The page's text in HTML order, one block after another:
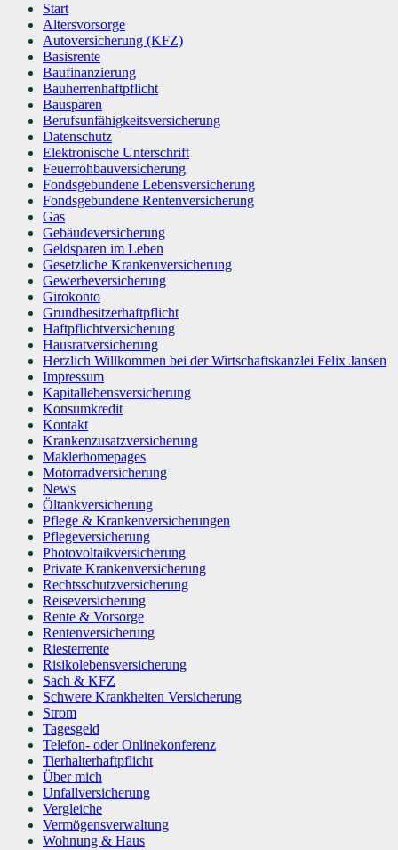
Start
Altersvorsorge
Autoversicherung (KFZ)
Basisrente
Baufinanzierung
Bauherrenhaftpflicht
Bausparen
Berufs­unfähigkeitsversicherung
Datenschutz
Elektronische Unterschrift
Feuerrohbauversicherung
Fondsgebundene Lebensversicherung
Fondsgebundene Rentenversicherung
Gas
Gebäudeversicherung
Geldsparen im Leben
Gesetzliche Krankenversicherung
Gewerbeversicherung
Girokonto
Grundbesitzerhaftpflicht
Haftpflichtversicherung
Hausratversicherung
Herzlich Willkommen bei der Wirtschaftskanzlei Felix Jansen
Impressum
Kapitallebensversicherung
Konsumkredit
Kontakt
Krankenzusatzversicherung
Maklerhomepages
Motorradversicherung
News
Öltankversicherung
Pflege & Krankenversicherungen
Pflegeversicherung
Photovoltaikversicherung
Private Krankenversicherung
Rechtsschutzversicherung
Reiseversicherung
Rente & Vorsorge
Rentenversicherung
Riesterrente
Risikolebensversicherung
Sach & KFZ
Schwere Krankheiten Versicherung
Strom
Tagesgeld
Telefon- oder Onlinekonferenz
Tierhalterhaftpflicht
Über mich
Unfallversicherung
Vergleiche
Vermögensverwaltung
Wohnung & Haus